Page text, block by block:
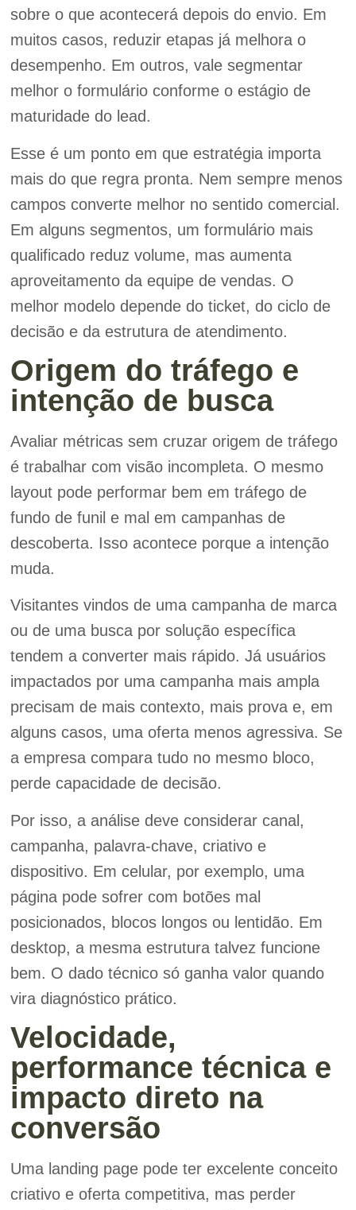
sobre o que acontecerá depois do envio. Em
muitos casos, reduzir etapas já melhora o
desempenho. Em outros, vale segmentar
melhor o formulário conforme o estágio de
maturidade do lead.
Esse é um ponto em que estratégia importa
mais do que regra pronta. Nem sempre menos
campos converte melhor no sentido comercial.
Em alguns segmentos, um formulário mais
qualificado reduz volume, mas aumenta
aproveitamento da equipe de vendas. O
melhor modelo depende do ticket, do ciclo de
decisão e da estrutura de atendimento.
Origem do tráfego e
intenção de busca
Avaliar métricas sem cruzar origem de tráfego
é trabalhar com visão incompleta. O mesmo
layout pode performar bem em tráfego de
fundo de funil e mal em campanhas de
descoberta. Isso acontece porque a intenção
muda.
Visitantes vindos de uma campanha de marca
ou de uma busca por solução específica
tendem a converter mais rápido. Já usuários
impactados por uma campanha mais ampla
precisam de mais contexto, mais prova e, em
alguns casos, uma oferta menos agressiva. Se
a empresa compara tudo no mesmo bloco,
perde capacidade de decisão.
Por isso, a análise deve considerar canal,
campanha, palavra-chave, criativo e
dispositivo. Em celular, por exemplo, uma
página pode sofrer com botões mal
posicionados, blocos longos ou lentidão. Em
desktop, a mesma estrutura talvez funcione
bem. O dado técnico só ganha valor quando
vira diagnóstico prático.
Velocidade,
performance técnica e
impacto direto na
conversão
Uma landing page pode ter excelente conceito
criativo e oferta competitiva, mas perder